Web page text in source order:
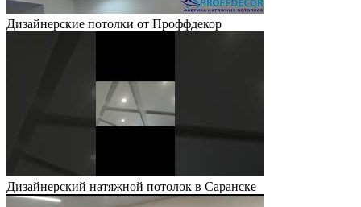
Дизайнерские потолки от Проффдекор
Дизайнерский натяжной потолок в Саранске